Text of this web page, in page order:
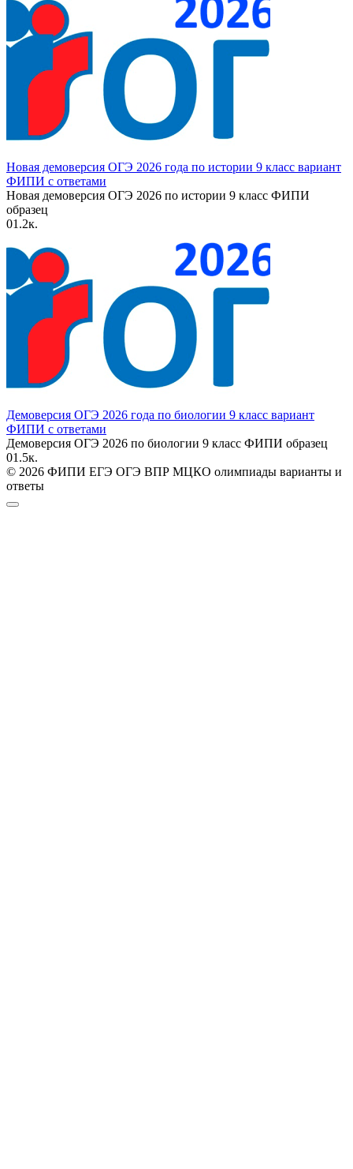
Новая демоверсия ОГЭ 2026 года по истории 9 класс вариант
ФИПИ с ответами
Новая демоверсия ОГЭ 2026 по истории 9 класс ФИПИ
образец
01.2к.
Демоверсия ОГЭ 2026 года по биологии 9 класс вариант
ФИПИ с ответами
Демоверсия ОГЭ 2026 по биологии 9 класс ФИПИ образец
01.5к.
© 2026 ФИПИ ЕГЭ ОГЭ ВПР МЦКО олимпиады варианты и
ответы